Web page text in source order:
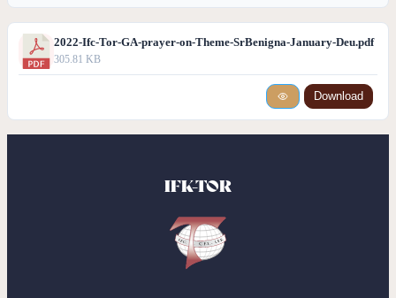
2022-Ifc-Tor-GA-prayer-on-Theme-SrBenigna-January-Deu.pdf
305.81 KB
Download
IFK-TOR